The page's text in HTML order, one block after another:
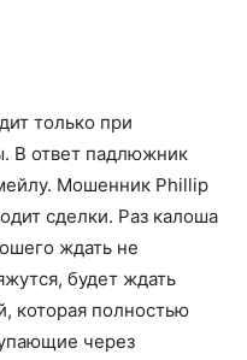
только при
В ответ падлюжник
Мошенник Phillip
сделки. Раз калоша
ждать не
будет ждать
которая полностью
через